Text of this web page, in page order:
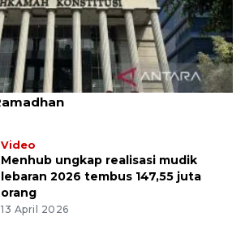
Peradilan Agama perihal isbat
Video
Menhub ungkap realisasi mudik
lebaran 2026 tembus 147,55 juta
orang
13 April 2026